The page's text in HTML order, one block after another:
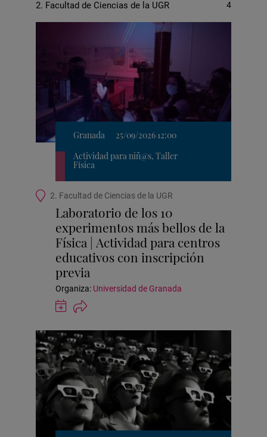
2. Facultad de Ciencias de la UGR 4
Granada
25/09/2026 12:00
Actividad para niñ@s, Taller
Física
Ubicación
actividad
2. Facultad de Ciencias de la UGR
Laboratorio de los 10
experimentos más bellos de la
Física | Actividad para centros
educativos con inscripción
previa
Organiza: Universidad de Granada
Guardar
actividad
Google
Calendar